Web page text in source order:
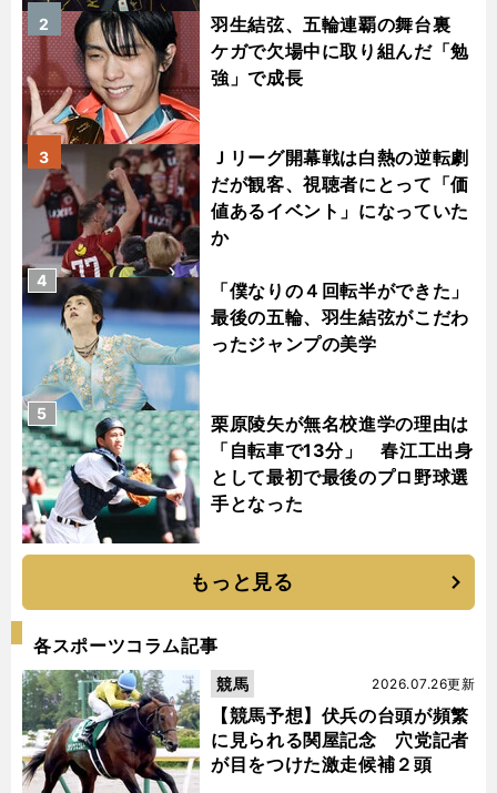
羽生結弦、五輪連覇の舞台裏
ケガで欠場中に取り組んだ「勉
強」で成長
2
Ｊリーグ開幕戦は白熱の逆転劇
だが観客、視聴者にとって「価
値あるイベント」になっていた
か
3
「僕なりの４回転半ができた」
最後の五輪、羽生結弦がこだわ
ったジャンプの美学
4
栗原陵矢が無名校進学の理由は
「自転車で13分」 春江工出身
として最初で最後のプロ野球選
手となった
5
もっと見る
各スポーツコラム記事
【競馬予想】伏兵の台頭が頻繁
に見られる関屋記念 穴党記者
が目をつけた激走候補２頭
2026.07.26更新
競馬